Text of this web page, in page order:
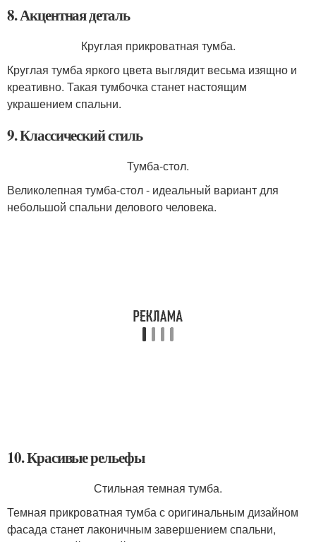
8. Акцентная деталь
Круглая прикроватная тумба.
Круглая тумба яркого цвета выглядит весьма изящно и
креативно. Такая тумбочка станет настоящим
украшением спальни.
9. Классический стиль
Тумба-стол.
Великолепная тумба-стол - идеальный вариант для
небольшой спальни делового человека.
10. Красивые рельефы
Стильная темная тумба.
Темная прикроватная тумба с оригинальным дизайном
фасада станет лаконичным завершением спальни,